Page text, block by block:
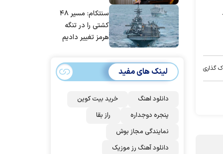
گذاری
مردم ایران استسنتکام: مسیر ۴۸
کشتی را در تنگه
هرمز تغییر دادیم
لینک های مفید
دانلود اهنگ
خرید بیت کوین
پنجره دوجداره
راز بقا
نمایندگی مجاز بوش
دانلود آهنگ رز‌ موزیک